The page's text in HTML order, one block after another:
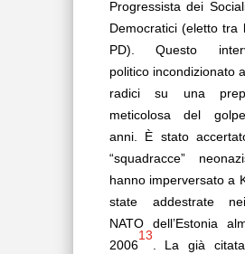
Progressista dei
Democratici (eletto tra
PD). Questo
politico incondizionato
radici su una
meticolosa del
anni. È stato
“squadracce”
hanno imperversato a
state addestrate
NATO dell’Estonia
2006
13
. La già